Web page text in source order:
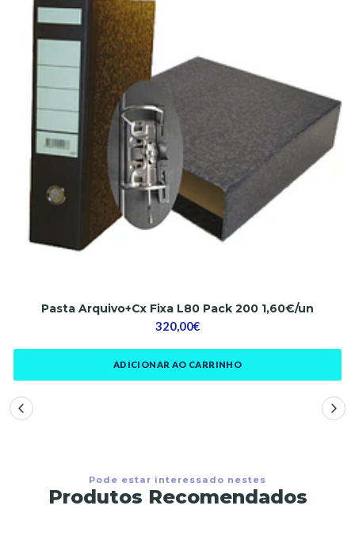
Pasta Arquivo+Cx Fixa L80 Pack 200 1,60€/un
320,00€
ADICIONAR AO CARRINHO
Pode estar interessado nestes
Produtos Recomendados